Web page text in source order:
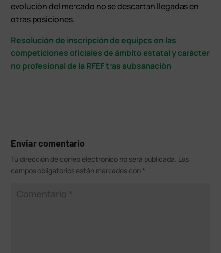
evolución del mercado no se descartan llegadas en
otras posiciones.
Resolución de inscripción de equipos en las
competiciones oficiales de ámbito estatal y carácter
no profesional de la RFEF tras subsanación
Enviar comentario
Tu dirección de correo electrónico no será publicada. Los
campos obligatorios están marcados con *